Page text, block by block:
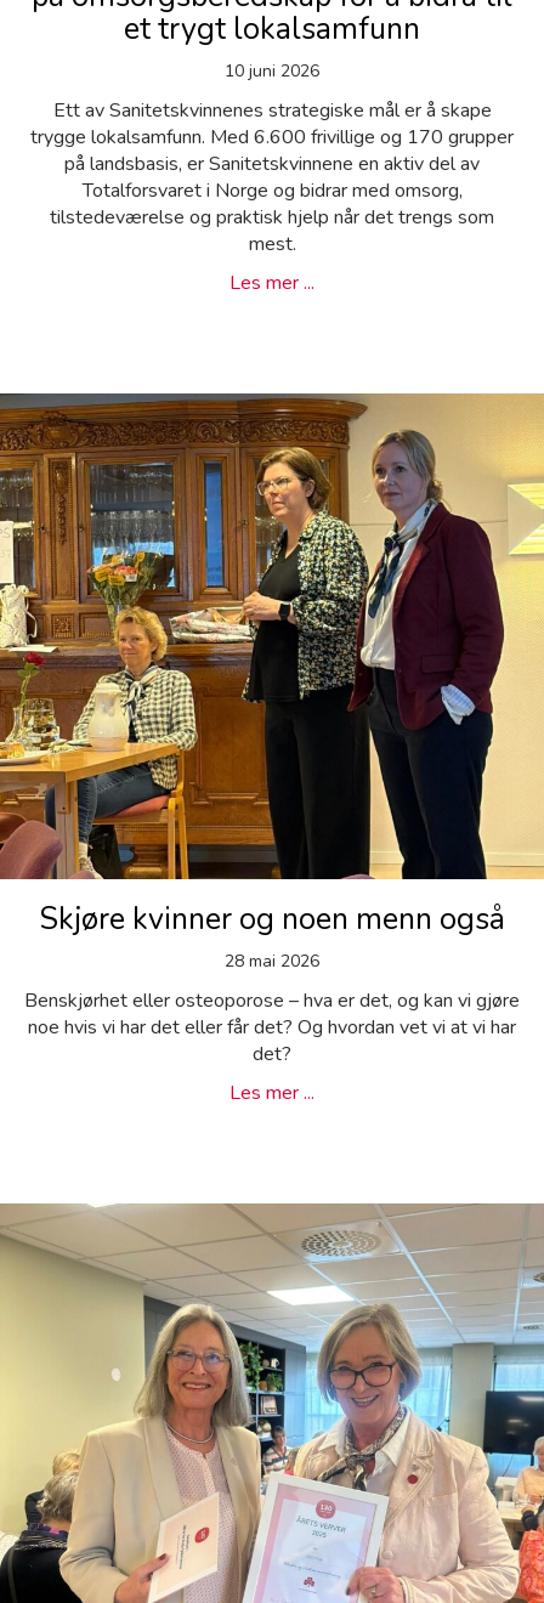
et trygt lokalsamfunn
10 juni 2026
Ett av Sanitetskvinnenes strategiske mål er å skape
trygge lokalsamfunn. Med 6.600 frivillige og 170 grupper
på landsbasis, er Sanitetskvinnene en aktiv del av
Totalforsvaret i Norge og bidrar med omsorg,
tilstedeværelse og praktisk hjelp når det trengs som
mest.
Les mer ...
Skjøre kvinner og noen menn også
28 mai 2026
Benskjørhet eller osteoporose – hva er det, og kan vi gjøre
noe hvis vi har det eller får det? Og hvordan vet vi at vi har
det?
Les mer ...